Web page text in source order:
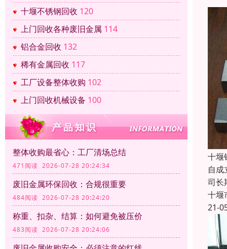
十堰不锈钢回收 120
上门回收各种废旧金属 114
铝合金回收 132
稀有金属回收 117
工厂设备整体收购 102
上门回收机械设备 100
整体收购最省心：工厂清场总结
471阅读 2026-07-28 20:24:34
废旧金属环保回收：合规很重要
484阅读 2026-07-28 20:24:20
称重、扣杂、结算：如何避免被压价
483阅读 2026-07-28 20:24:06
十堰
自
司长
十堰
21-